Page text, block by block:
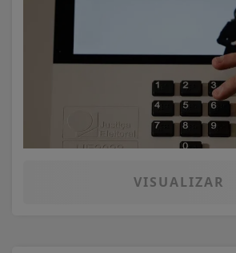
VISUALIZAR